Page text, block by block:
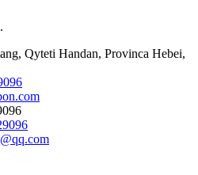
Qyteti Handan, Provinca Hebei,